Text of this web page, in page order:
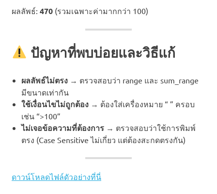
ผลลัพธ์: 470 (รวมเฉพาะค่ามากกว่า 100)
ปัญหาที่พบบ่อยและวิธีแก้
ผลลัพธ์ไม่ตรง → ตรวจสอบว่า range และ sum_range
มีขนาดเท่ากัน
ใช้เงื่อนไขไม่ถูกต้อง → ต้องใส่เครื่องหมาย “ ” ครอบ
เช่น “>100”
ไม่เจอข้อความที่ต้องการ → ตรวจสอบว่าใช้การพิมพ์
ตรง (Case Sensitive ไม่เกี่ยว แต่ต้องสะกดตรงกัน)
ดาวน์โหลดไฟล์ดัวอย่างที่นี่